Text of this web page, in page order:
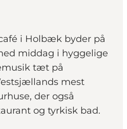
i Holbæk byder på
middag i hyggelige
tæt på
mest
der også
og tyrkisk bad.